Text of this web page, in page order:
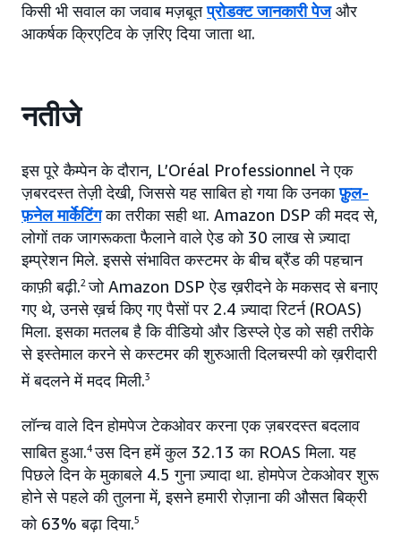
किसी भी सवाल का जवाब मज़बूतप्रोडक्ट जानकारी पेजऔर
आकर्षक क्रिएटिव के ज़रिए दिया जाता था.
नतीजे
इस पूरे कैम्पेन के दौरान, L’Oréal Professionnel ने एक
ज़बरदस्त तेज़ी देखी, जिससे यह साबित हो गया कि उनकाफ़ुल-
फ़नेल मार्केटिंगका तरीका सही था. Amazon DSP की मदद से,
लोगों तक जागरूकता फैलाने वाले ऐड को 30 लाख से ज़्यादा
इम्प्रेशन मिले. इससे संभावित कस्टमर के बीच ब्रैंड की पहचान
काफ़ी बढ़ी.2जो Amazon DSP ऐड ख़रीदने के मकसद से बनाए
गए थे, उनसे ख़र्च किए गए पैसों पर 2.4 ज़्यादा रिटर्न (ROAS)
मिला. इसका मतलब है कि वीडियो और डिस्प्ले ऐड को सही तरीके
से इस्तेमाल करने से कस्टमर की शुरुआती दिलचस्पी को ख़रीदारी
में बदलने में मदद मिली.3
लॉन्च वाले दिन होमपेज टेकओवर करना एक ज़बरदस्त बदलाव
साबित हुआ.4उस दिन हमें कुल 32.13 का ROAS मिला. यह
पिछले दिन के मुकाबले 4.5 गुना ज़्यादा था. होमपेज टेकओवर शुरू
होने से पहले की तुलना में, इसने हमारी रोज़ाना की औसत बिक्री
को 63% बढ़ा दिया.5